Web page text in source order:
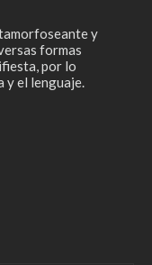
y
formas
por lo
y el lenguaje.